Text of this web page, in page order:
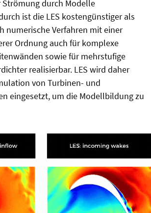
durch Modelle
ist die LES kostengünstiger als
numerische Verfahren mit einer
Ordnung auch für komplexe
sowie für mehrstufige
realisierbar. LES wird daher
von Turbinen- und
eingesetzt, um die Modellbildung zu